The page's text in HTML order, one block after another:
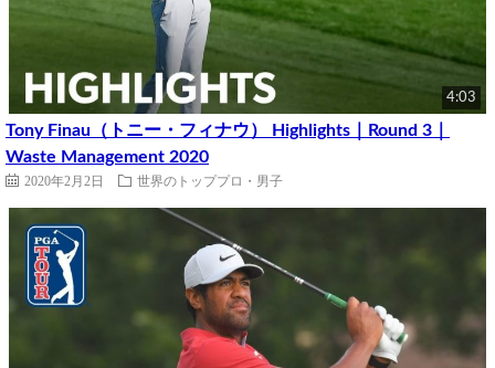
4:03
Tony Finau（トニー・フィナウ） Highlights｜Round 3｜
Waste Management 2020
2020年2月2日 世界のトッププロ・男子